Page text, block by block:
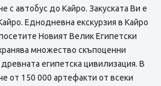
с автобус до Кайро. Закуската Ви е
Еднодневна екскурзия в Кайро
Новият Велик Египетски
множество скъпоценни
египетска цивилизация. В
от 150 000 артефакти от всеки